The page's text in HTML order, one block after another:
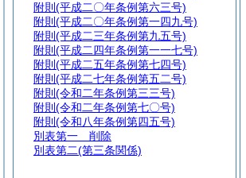
附則 (平成二〇年条例第六三号)
附則 (平成二〇年条例第一四九号)
附則 (平成二三年条例第九五号)
附則 (平成二四年条例第一一七号)
附則 (平成二五年条例第七四号)
附則 (平成二七年条例第五二号)
附則 (令和二年条例第三三号)
附則 (令和二年条例第七〇号)
附則 (令和八年条例第四五号)
別表第一 削除
別表第二(第三条関係)